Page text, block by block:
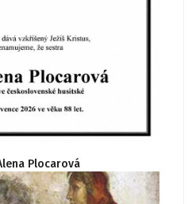
Plocarová